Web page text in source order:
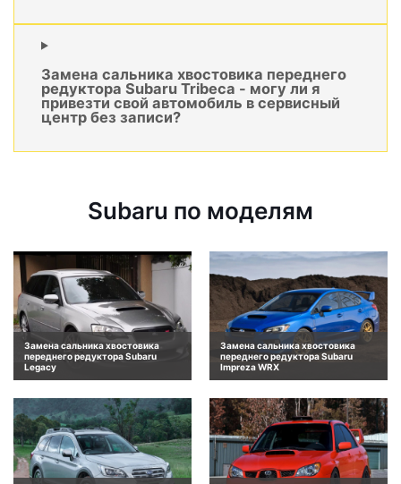
Замена сальника хвостовика переднего
редуктора Subaru Tribeca - могу ли я
привезти свой автомобиль в сервисный
центр без записи?
Subaru по моделям
Замена сальника хвостовика
переднего редуктора Subaru
Legacy
Замена сальника хвостовика
переднего редуктора Subaru
Impreza WRX